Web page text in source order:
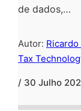
de dados,…
Autor:
Tax
/ 30 Julho